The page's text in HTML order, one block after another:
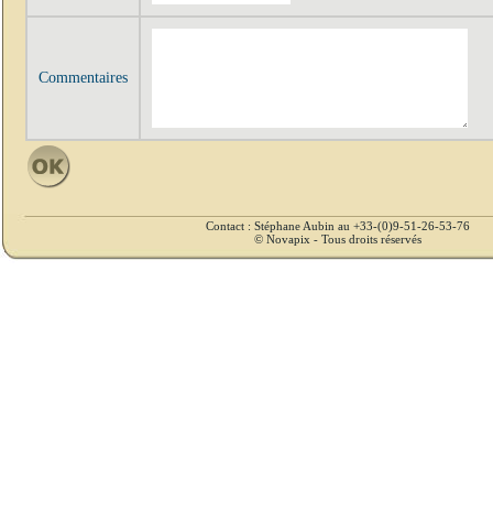
Commentaires
Contact : Stéphane Aubin au +33-(0)9-51-26-53-76
© Novapix - Tous droits réservés